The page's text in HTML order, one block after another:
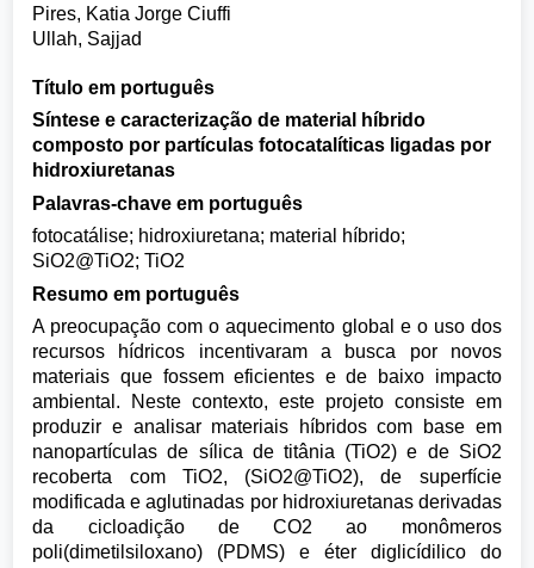
Pires, Katia Jorge Ciuffi
Ullah, Sajjad
Título em português
Síntese e caracterização de material híbrido
composto por partículas fotocatalíticas ligadas por
hidroxiuretanas
Palavras-chave em português
fotocatálise; hidroxiuretana; material híbrido;
SiO2@TiO2; TiO2
Resumo em português
A preocupação com o aquecimento global e o uso dos
recursos hídricos incentivaram a busca por novos
materiais que fossem eficientes e de baixo impacto
ambiental. Neste contexto, este projeto consiste em
produzir e analisar materiais híbridos com base em
nanopartículas de sílica de titânia (TiO2) e de SiO2
recoberta com TiO2, (SiO2@TiO2), de superfície
modificada e aglutinadas por hidroxiuretanas derivadas
da cicloadição de CO2 ao monômeros
poli(dimetilsiloxano) (PDMS) e éter diglicídilico do